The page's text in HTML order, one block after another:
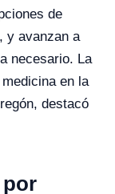
de
y avanzan a
necesario. La
en la
destacó
por